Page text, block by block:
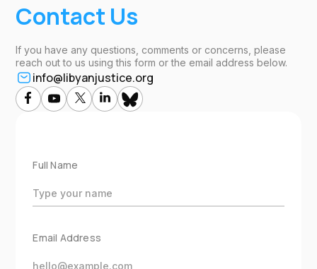
Contact Us
If you have any questions, comments or concerns, please
reach out to us using this form or the email address below.
info@libyanjustice.org
Full Name
Email Address